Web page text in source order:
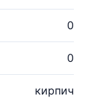
0
0
кирпич